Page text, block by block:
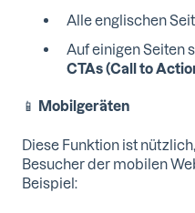
Alle englischen
Auf einigen Seiten
CTAs (Call to
📱 Mobilgeräten
Diese Funktion ist
Besucher der mobilen
Beispiel: